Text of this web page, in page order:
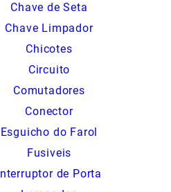
Chave de Seta
Chave Limpador
Chicotes
Circuito
Comutadores
Conector
Esguicho do Farol
Fusiveis
Interruptor de Porta